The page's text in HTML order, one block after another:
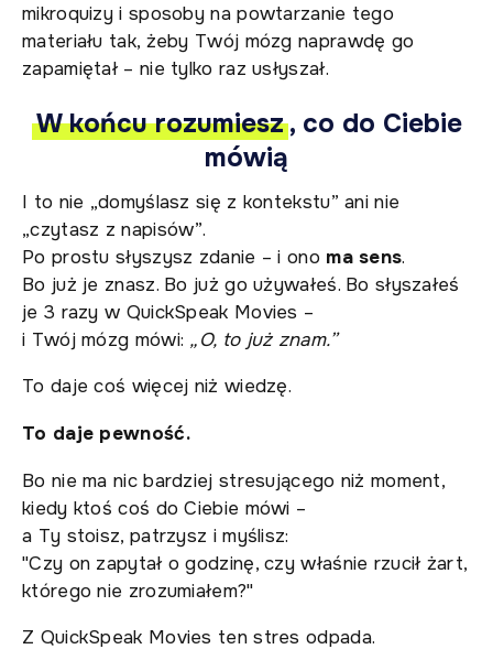
mikroquizy i sposoby na powtarzanie tego
materiału tak, żeby Twój mózg naprawdę go
zapamiętał – nie tylko raz usłyszał.
W końcu rozumiesz, co do Ciebie
mówią
I to nie „domyślasz się z kontekstu” ani nie
„czytasz z napisów”.
Po prostu słyszysz zdanie – i ono ma sens.
Bo już je znasz. Bo już go używałeś. Bo słyszałeś
je 3 razy w QuickSpeak Movies –
i Twój mózg mówi: „O, to już znam.”
To daje coś więcej niż wiedzę.
To daje pewność.
Bo nie ma nic bardziej stresującego niż moment,
kiedy ktoś coś do Ciebie mówi –
a Ty stoisz, patrzysz i myślisz:
"Czy on zapytał o godzinę, czy właśnie rzucił żart,
którego nie zrozumiałem?"
Z QuickSpeak Movies ten stres odpada.